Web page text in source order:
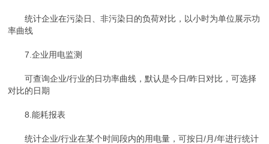
统计企业在污染日、非污染日的负荷对比，以小时为单位展示功
率曲线
7.企业用电监测
可查询企业/行业的日功率曲线，默认是今日/昨日对比，可选择
对比的日期
8.能耗报表
统计企业/行业在某个时间段内的用电量，可按日/月/年进行统计